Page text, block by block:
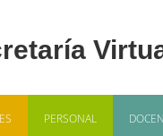
PERSONAL